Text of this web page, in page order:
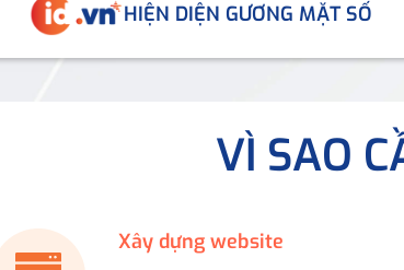
HIỆN DIỆN GƯƠNG MẶT SỐ
VÌ SAO
Xây dựng website